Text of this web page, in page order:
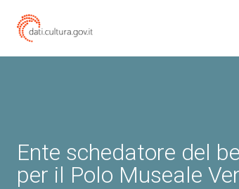
Ente schedatore del
per il Polo Museale